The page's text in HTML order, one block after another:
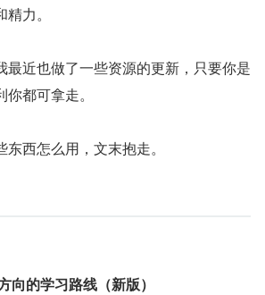
力。
最近也做了一些资源的更新，只要你是
都可拿走。
西怎么用，文末抱走。
向的学习路线（新版）